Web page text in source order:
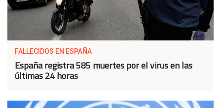
FALLECIDOS EN ESPAÑA
España registra 585 muertes por el virus en las
últimas 24 horas